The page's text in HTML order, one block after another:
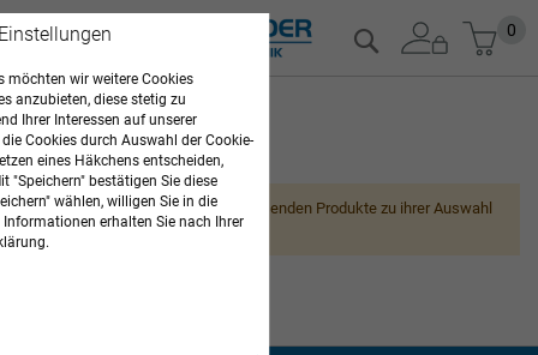
Zum
Inhalt
0
Suche
Leider können wir keine passenden Produkte zu ihrer Auswahl
finden.
ARZTBEDARF
möchten wir weitere Cookies
anzubieten, diese stetig zu
Ihrer Interessen auf unserer
Cookies durch Auswahl der Cookie-
eines Häkchens entscheiden,
"Speichern" bestätigen Sie diese
wählen, willigen Sie in die
erhalten Sie nach Ihrer